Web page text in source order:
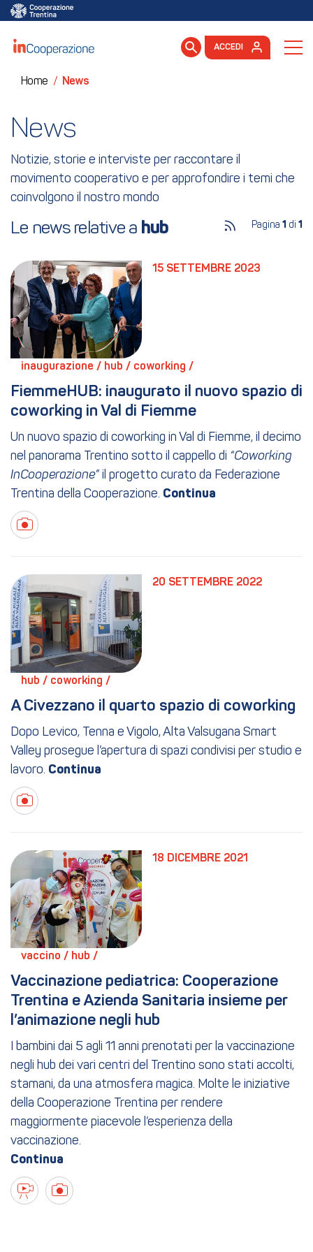
ACCEDI
Home / News
News
Notizie, storie e interviste per raccontare il
movimento cooperativo e per approfondire i temi che
coinvolgono il nostro mondo
Le news relative a hub Pagina 1 di 1
15 SETTEMBRE 2023
inaugurazione / hub / coworking /
FiemmeHUB: inaugurato il nuovo spazio di
coworking in Val di Fiemme
Un nuovo spazio di coworking in Val di Fiemme, il decimo
nel panorama Trentino sotto il cappello di “Coworking
InCooperazione” il progetto curato da Federazione
Trentina della Cooperazione.
20 SETTEMBRE 2022
hub / coworking /
A Civezzano il quarto spazio di coworking
Dopo Levico, Tenna e Vigolo, Alta Valsugana Smart
Valley prosegue l’apertura di spazi condivisi per studio e
lavoro.
18 DICEMBRE 2021
vaccino / hub /
Vaccinazione pediatrica: Cooperazione
Trentina e Azienda Sanitaria insieme per
l’animazione negli hub
I bambini dai 5 agli 11 anni prenotati per la vaccinazione
negli hub dei vari centri del Trentino sono stati accolti,
stamani, da una atmosfera magica. Molte le iniziative
della Cooperazione Trentina per rendere
maggiormente piacevole l’esperienza della
vaccinazione.